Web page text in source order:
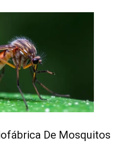
De Mosquitos